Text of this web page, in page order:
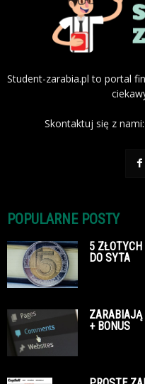
Student-zarabia.pl to portal
Skontaktuj się z nami:
POPULARNE POSTY
5
DO SYTA
+ BONUS